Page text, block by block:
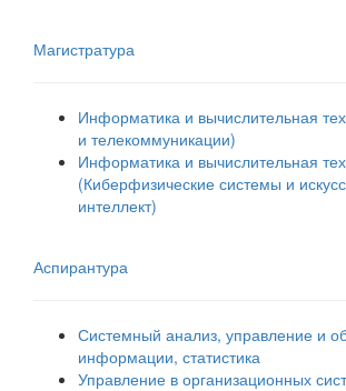
Магистратура
Информатика и вычислительная
и телекоммуникации)
Информатика и вычислительная
(Киберфизические системы и
интеллект)
Аспирантура
Системный анализ, управление и
информации, статистика
Управление в организационных